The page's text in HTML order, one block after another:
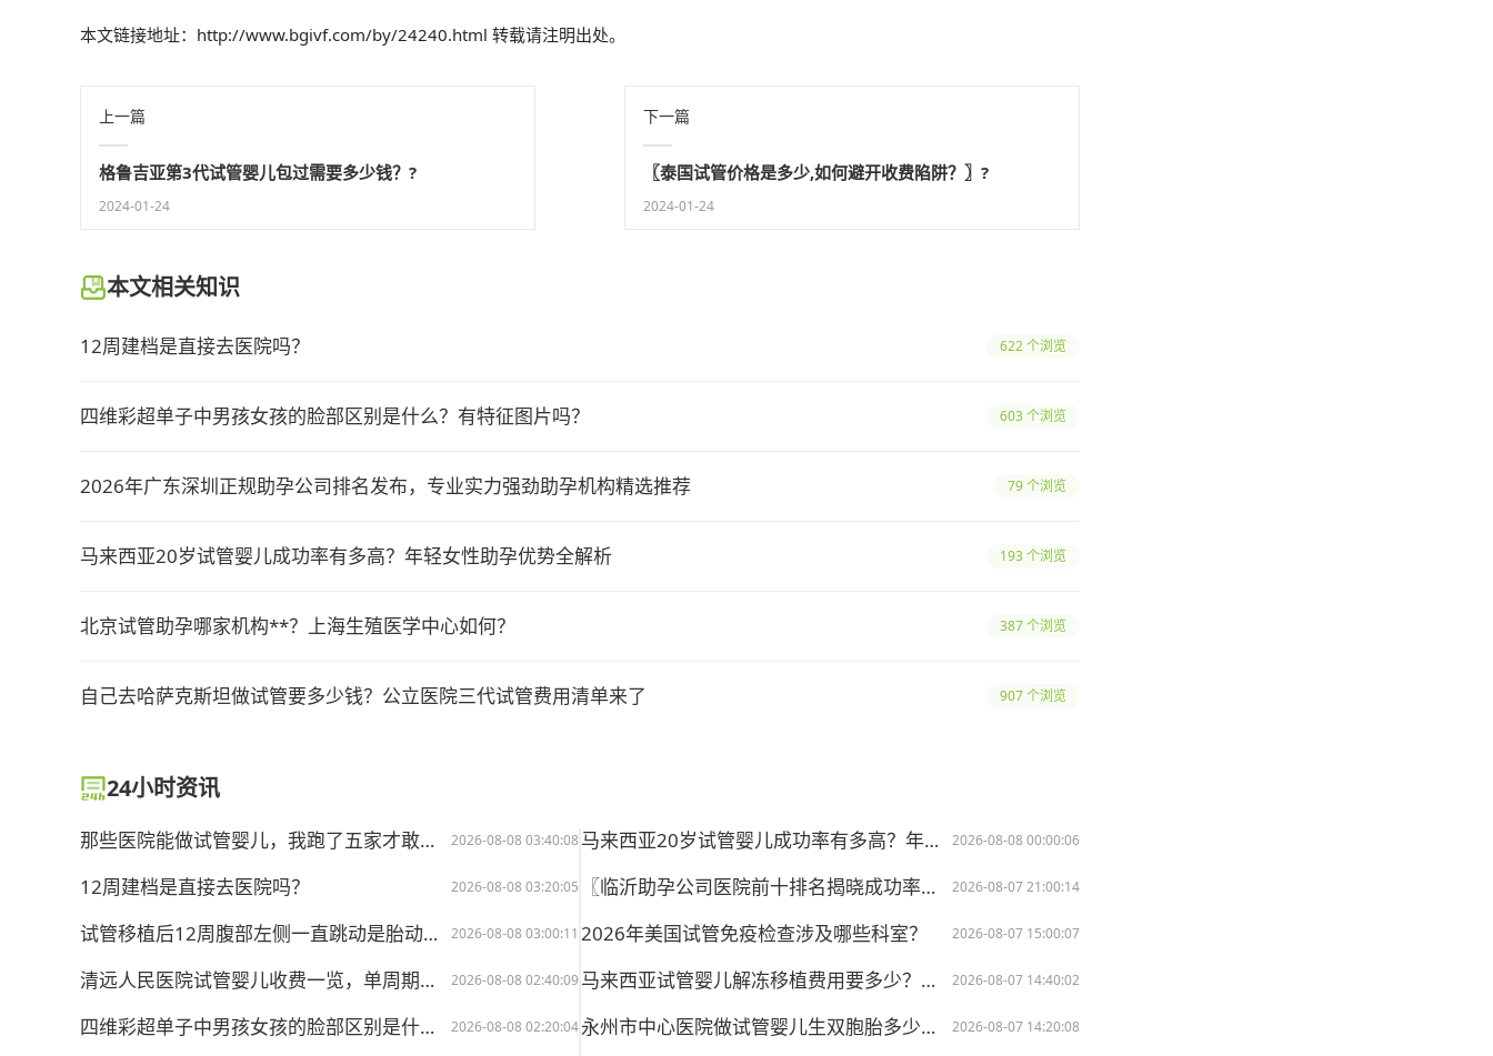
本文链接地址：http://www.bgivf.com/by/24240.html 转载请注明出处。
上一篇
格鲁吉亚第3代试管婴儿包过需要多少钱？?
2024-01-24
下一篇
〖泰国试管价格是多少,如何避开收费陷阱？〗?
2024-01-24
本文相关知识
12周建档是直接去医院吗？ 622 个浏览
四维彩超单子中男孩女孩的脸部区别是什么？有特征图片吗？ 603 个浏览
2026年广东深圳正规助孕公司排名发布，专业实力强劲助孕机构精选推荐 79 个浏览
马来西亚20岁试管婴儿成功率有多高？年轻女性助孕优势全解析 193 个浏览
北京试管助孕哪家机构**？上海生殖医学中心如何？ 387 个浏览
自己去哈萨克斯坦做试管要多少钱？公立医院三代试管费用清单来了 907 个浏览
24小时资讯
那些医院能做试管婴儿，我跑了五家才敢下决定 2026-08-08 03:40:08
12周建档是直接去医院吗？ 2026-08-08 03:20:05
试管移植后12周腹部左侧一直跳动是胎动还是子宫收缩？ 2026-08-08 03:00:11
清远人民医院试管婴儿收费一览，单周期不超10w不算贵 2026-08-08 02:40:09
四维彩超单子中男孩女孩的脸部区别是什么？有特征图片吗？ 2026-08-08 02:20:04
马来西亚20岁试管婴儿成功率有多高？年轻女性助孕优势全解析 2026-08-08 00:00:06
〖临沂助孕公司医院前十排名揭晓成功率大揭秘〗 2026-08-07 21:00:14
2026年美国试管免疫检查涉及哪些科室？ 2026-08-07 15:00:07
马来西亚试管婴儿解冻移植费用要多少？公立医院价格清单与省钱攻略 2026-08-07 14:40:02
永州市中心医院做试管婴儿生双胞胎多少钱？ 2026-08-07 14:20:08